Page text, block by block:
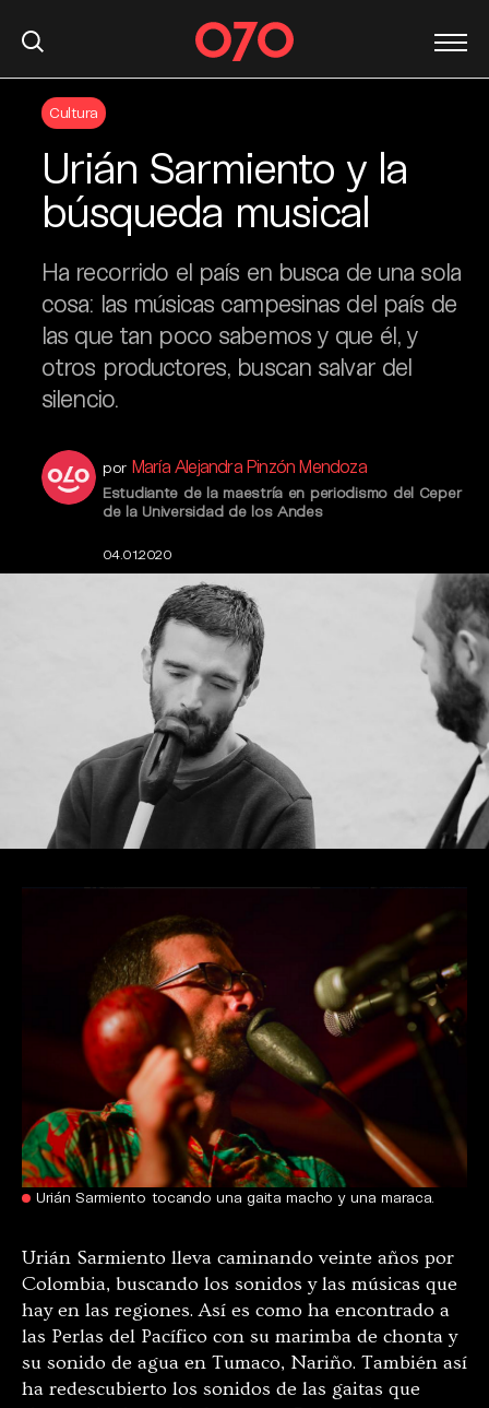
Cultura
Urián Sarmiento y la
búsqueda musical
Ha recorrido el país en busca de una sola
cosa: las músicas campesinas del país de
las que tan poco sabemos y que él, y
otros productores, buscan salvar del
silencio.
por María Alejandra Pinzón Mendoza
Estudiante de la maestría en periodismo del Ceper
de la Universidad de los Andes
04.01.2020
Urián Sarmiento tocando una gaita macho y una maraca.
Urián Sarmiento lleva caminando veinte años por
Colombia, buscando los sonidos y las músicas que
hay en las regiones. Así es como ha encontrado a
las Perlas del Pacífico con su marimba de chonta y
su sonido de agua en Tumaco, Nariño. También así
ha redescubierto los sonidos de las gaitas que